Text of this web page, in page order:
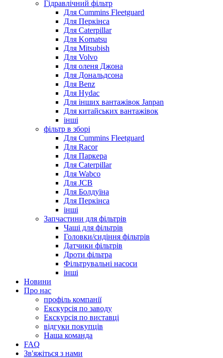
Гідравлічний фільтр
Для Cummins Fleetguard
Для Перкінса
Для Caterpillar
Для Komatsu
Для Mitsubish
Для Volvo
Для оленя Джона
Для Дональдсона
Для Benz
Для Hydac
Для інших вантажівок Janpan
Для китайських вантажівок
інші
фільтр в зборі
Для Cummins Fleetguard
Для Racor
Для Паркера
Для Caterpillar
Для Wabco
Для JCB
Для Болдуїна
Для Перкінса
інші
Запчастини для фільтрів
Чаші для фільтрів
Головки/сидіння фільтрів
Датчики фільтрів
Дроти фільтра
Фільтрувальні насоси
інші
Новини
Про нас
профіль компанії
Екскурсія по заводу
Екскурсія по виставці
відгуки покупців
Наша команда
FAQ
Зв'яжіться з нами